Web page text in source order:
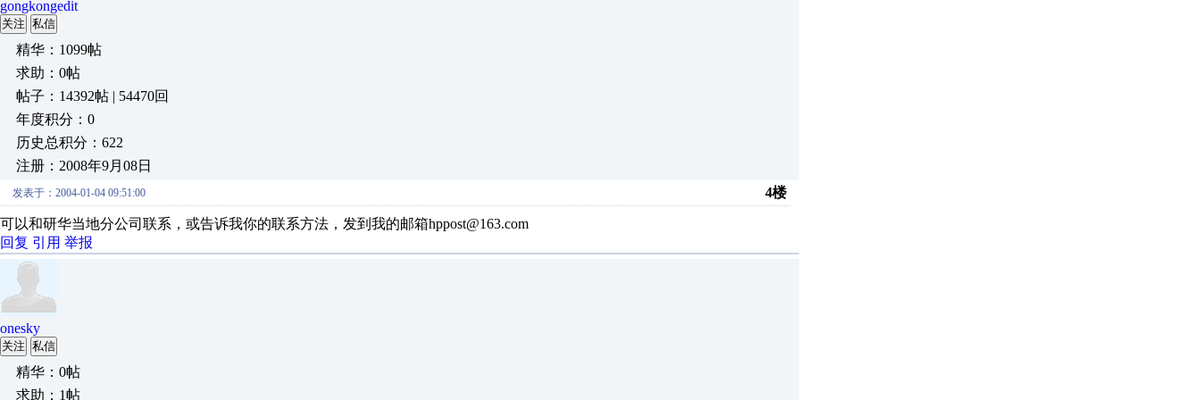
gongkongedit
关注 私信
精华：1099帖
求助：0帖
帖子：14392帖 | 54470回
年度积分：0
历史总积分：622
注册：2008年9月08日
发表于：2004-01-04 09:51:00 4楼
可以和研华当地分公司联系，或告诉我你的联系方法，发到我的邮箱hppost@163.com
回复 引用 举报
onesky
关注 私信
精华：0帖
求助：1帖